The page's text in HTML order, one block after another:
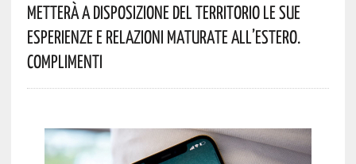
Metterà A Disposizione Del Territorio Le Sue
Esperienze E Relazioni Maturate All’estero.
Complimenti